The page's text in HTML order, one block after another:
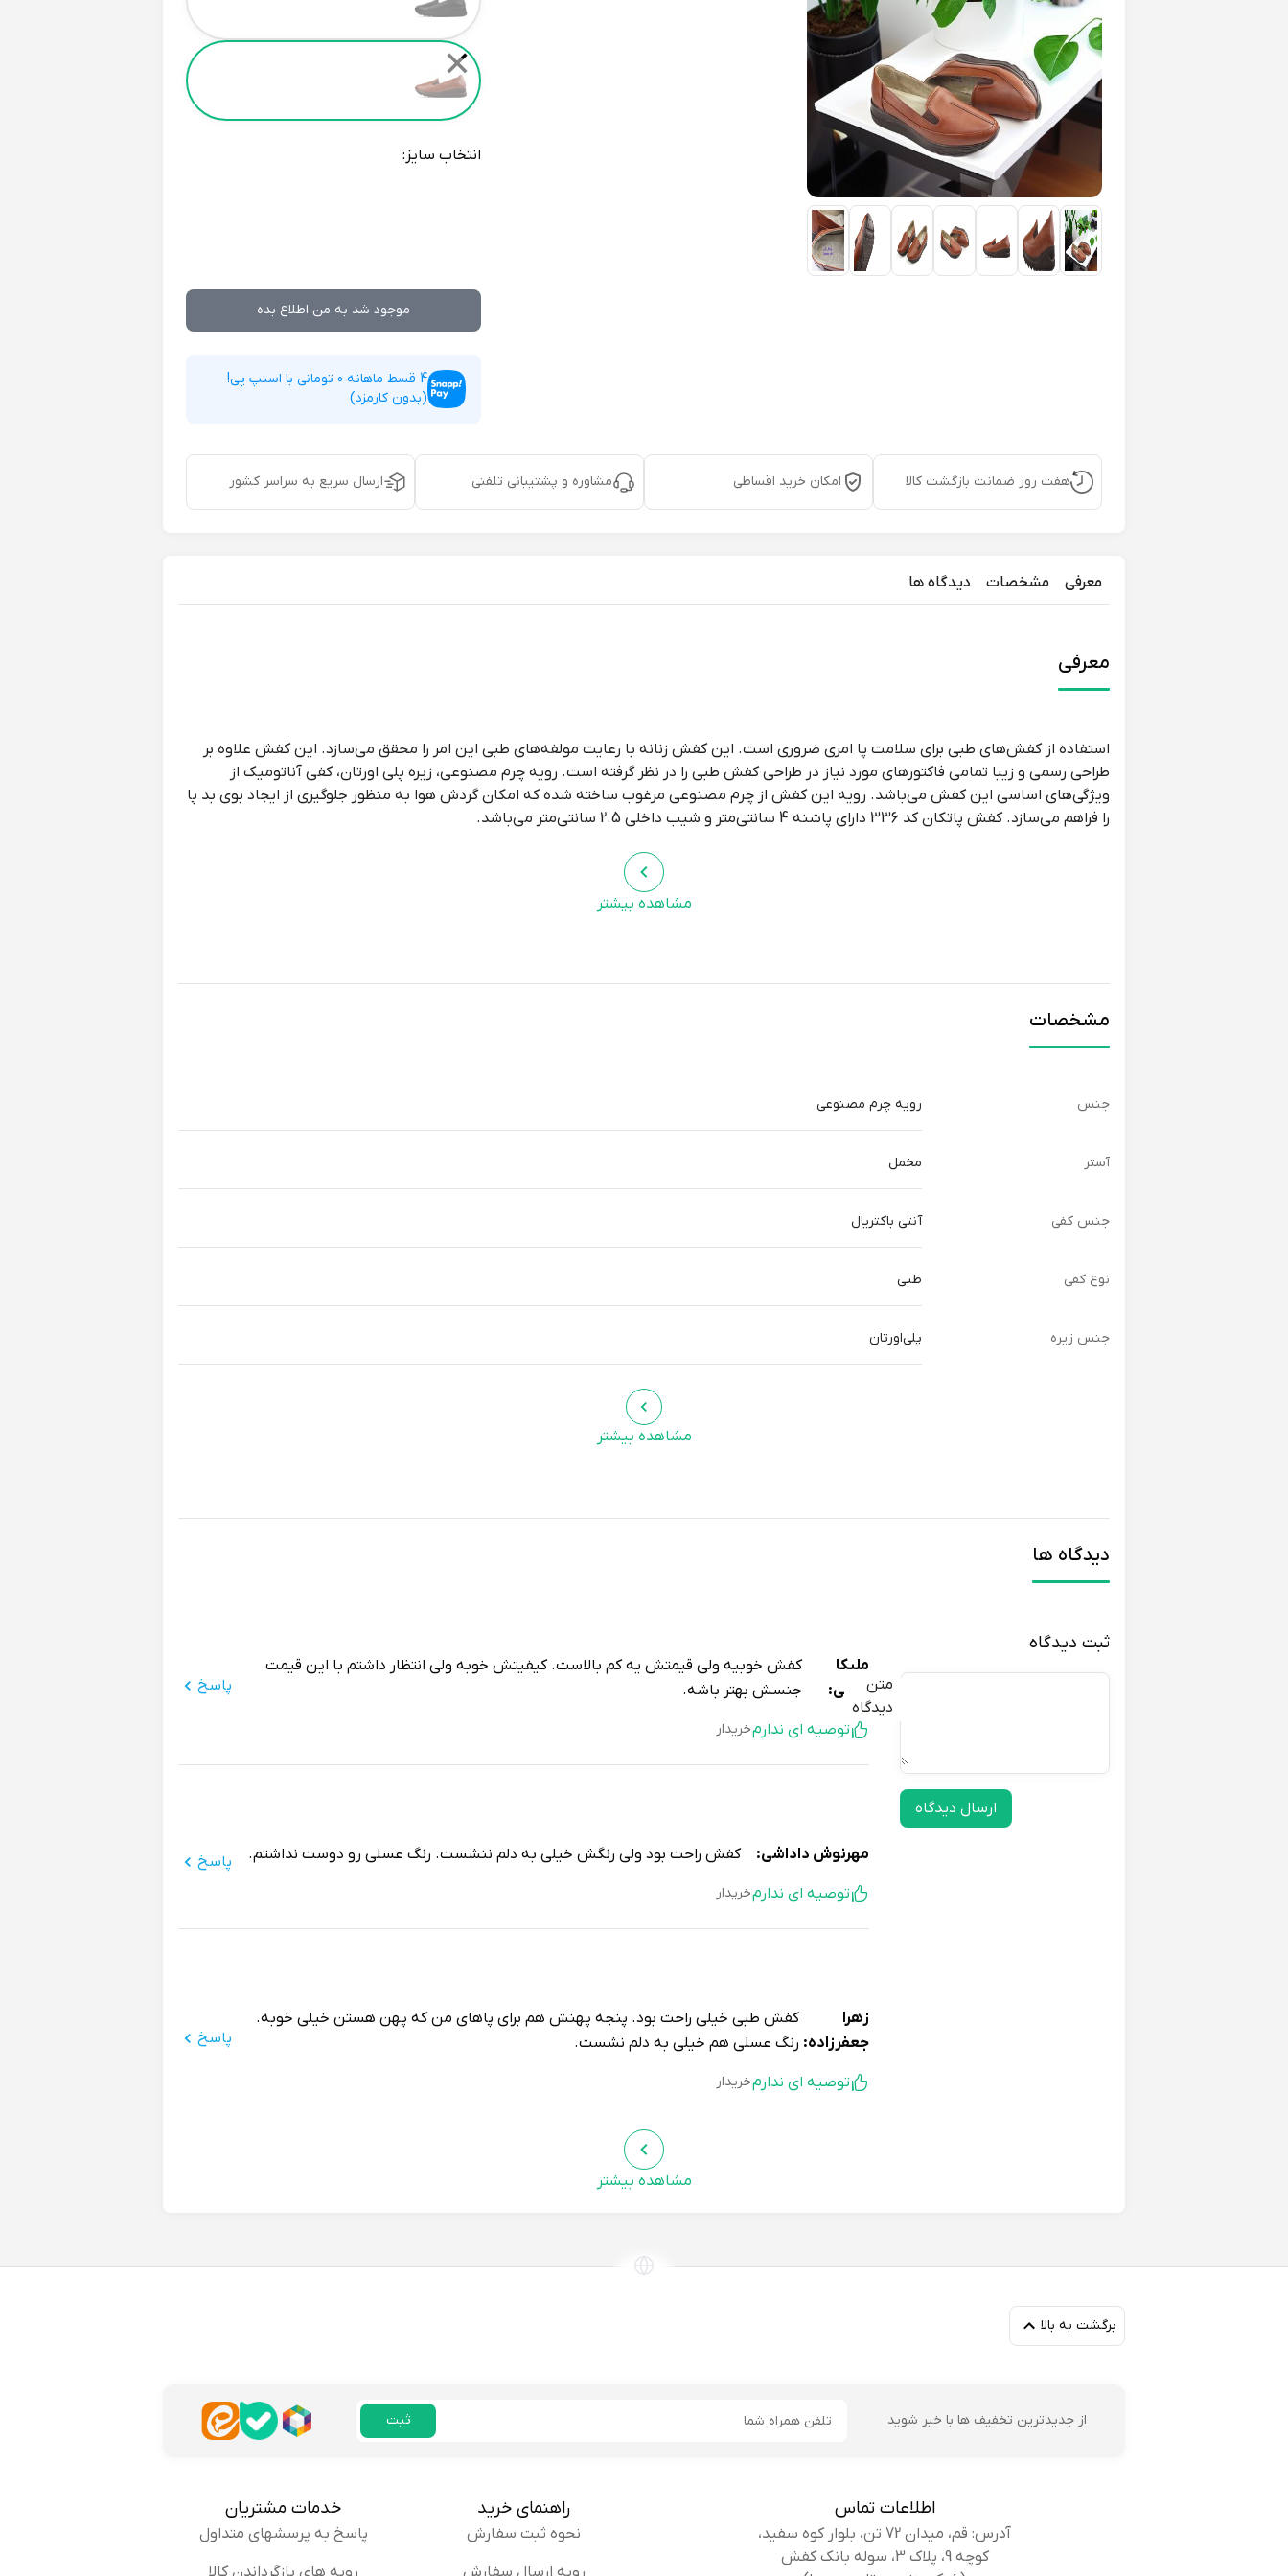
✕
انتخاب سایز:
موجود شد به من اطلاع بده
4 قسط ماهانه 0 تومانی با اسنپ پی!
(بدون کارمزد)
هفت روز ضمانت بازگشت کالا امکان خرید اقساطی مشاوره و پشتیبانی تلفنی ارسال سریع به سراسر کشور
معرفی مشخصات دیدگاه ها
معرفی
استفاده از کفش‌های طبی برای سلامت پا امری ضروری است. این کفش زنانه با رعایت مولفه‌های طبی این امر را محقق می‌سازد. این کفش علاوه بر
طراحی رسمی و زیبا تمامی فاکتورهای مورد نیاز در طراحی کفش طبی را در نظر گرفته است. رویه چرم مصنوعی، زیره پلی اورتان، کفی آناتومیک از
ویژگی‌های اساسی این کفش می‌باشد. رویه این کفش از چرم مصنوعی مرغوب ساخته شده که امکان گردش هوا به منظور جلوگیری از ایجاد بوی بد پا
را فراهم می‌سازد. کفش پاتکان کد 336 دارای پاشنه 4 سانتی‌متر و شیب داخلی 2.5 سانتی‌متر می‌باشد.
مشاهده بیشتر
مشخصات
جنس رویه چرم مصنوعی
آستر مخمل
جنس کفی آنتی باکتریال
نوع کفی طبی
جنس زیره پلی‌اورتان
مشاهده بیشتر
دیدگاه ها
ثبت دیدگاه
متن
دیدگاه
ارسال دیدگاه
ملیکا
محبی:
کفش خوبیه ولی قیمتش یه کم بالاست. کیفیتش خوبه ولی انتظار داشتم با این قیمت
جنسش بهتر باشه.
پاسخ
توصیه ای ندارمخریدار
مهرنوش داداشی: کفش راحت بود ولی رنگش خیلی به دلم ننشست. رنگ عسلی رو دوست نداشتم.
پاسخ
توصیه ای ندارمخریدار
زهرا
جعفرزاده:
کفش طبی خیلی راحت بود. پنجه پهنش هم برای پاهای من که پهن هستن خیلی خوبه.
رنگ عسلی هم خیلی به دلم نشست.
پاسخ
توصیه ای ندارمخریدار
توصیه ای ندارمخریدار
ممنون که اینقدر سریع ارسال کرد.
پاسخ
مشاهده بیشتر
برگشت به بالا
از جدیدترین تخفیف ها با خبر شوید
ایمیل
ثبت
اطلاعات تماس
آدرس: قم، میدان 72 تن، بلوار کوه سفید،
کوچه 9، پلاک 3، سوله بانک کفش
راهنمای خرید
نحوه ثبت سفارش
خدمات مشتریان
پاسخ به پرسشهای متداول